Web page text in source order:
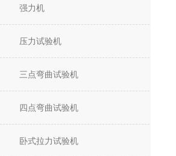
强力机
压力试验机
三点弯曲试验机
四点弯曲试验机
卧式拉力试验机